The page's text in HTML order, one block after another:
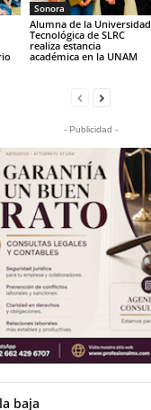
Sonora
Alumna de la Universidad
Tecnológica de SLRC
realiza estancia
académica en la UNAM
- Publicidad -
baja